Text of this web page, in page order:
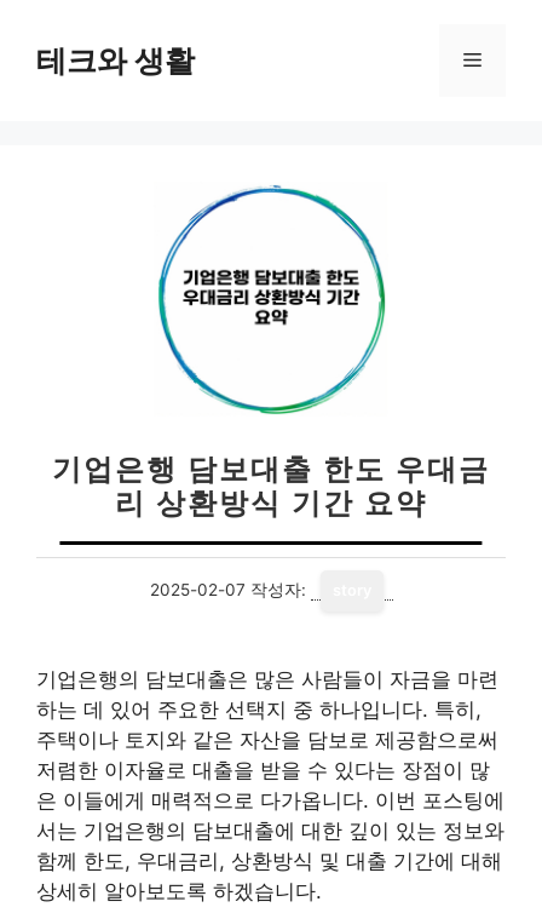
테크와 생활 메
기업은행 담보대출 한도 우대금
리 상환방식 기간 요약
2025-02-07 작성자:
기업은행의 담보대출은 많은 사람들이 자금을 마련
하는 데 있어 주요한 선택지 중 하나입니다. 특히,
주택이나 토지와 같은 자산을 담보로 제공함으로써
저렴한 이자율로 대출을 받을 수 있다는 장점이 많
은 이들에게 매력적으로 다가옵니다. 이번 포스팅에
서는 기업은행의 담보대출에 대한 깊이 있는 정보와
함께 한도, 우대금리, 상환방식 및 대출 기간에 대해
상세히 알아보도록 하겠습니다.